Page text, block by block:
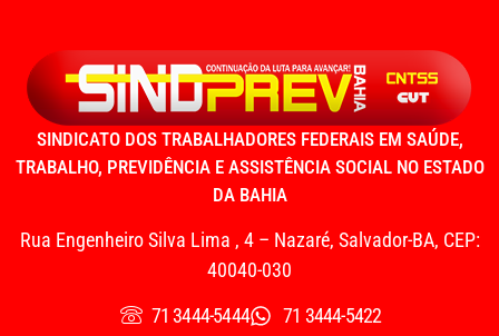
SINDICATO DOS TRABALHADORES FEDERAIS EM SAÚDE,
TRABALHO, PREVIDÊNCIA E ASSISTÊNCIA SOCIAL NO ESTADO
DA BAHIA
Rua Engenheiro Silva Lima , 4 – Nazaré, Salvador-BA, CEP:
40040-030
71 3444-5444
71 3444-5422